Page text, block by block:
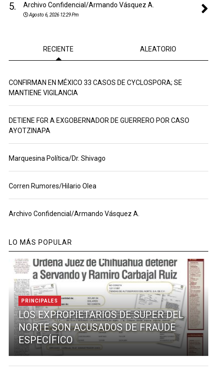
5. Archivo Confidencial/Armando Vásquez A.
Agosto 6, 2026 12:29 Pm
RECIENTE ALEATORIO
CONFIRMAN EN MÉXICO 33 CASOS DE CYCLOSPORA; SE
MANTIENE VIGILANCIA
DETIENE FGR A EXGOBERNADOR DE GUERRERO POR CASO
AYOTZINAPA
Marquesina Política/Dr. Shivago
Corren Rumores/Hilario Olea
Archivo Confidencial/Armando Vásquez A.
LO MÁS POPULAR
PRINCIPALES
LOS EXPROPIETARIOS DE SUPER DEL
NORTE SON ACUSADOS DE FRAUDE
ESPECÍFICO